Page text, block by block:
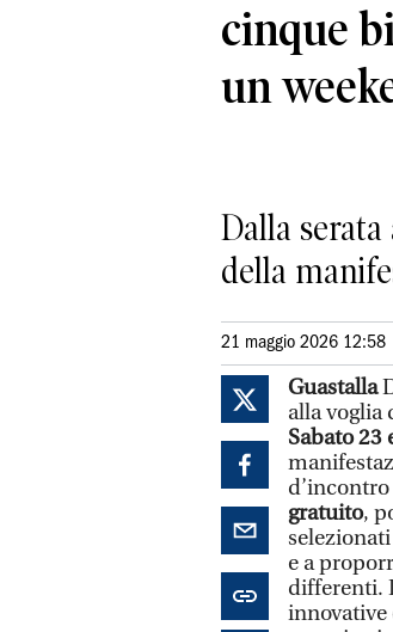
cinque
un
Dalla
della
21 maggio 2026 12:58
Guastalla
alla voglia
Sabato 23
gratuito,
e a
differenti.